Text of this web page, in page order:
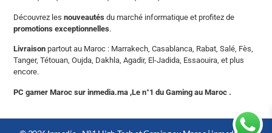
Découvrez lesnouveautés du marché informatique et profitez de
promotions exceptionnelles.
Livraison partout au Maroc : Marrakech, Casablanca, Rabat, Salé, Fès,
Tanger, Tétouan, Oujda, Dakhla, Agadir, El-Jadida, Essaouira, et plus
encore.
PC gamer Maroc sur inmedia.ma ,Le n°1 du Gaming au Maroc .